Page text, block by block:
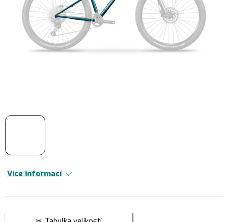
Více informací